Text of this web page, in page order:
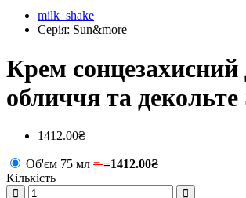
milk_shake
Серія: Sun&more
Крем сонцезахисний
обличчя та декольте
1412.00₴
Об'єм 75 мл ==1412.00₴
Кількість